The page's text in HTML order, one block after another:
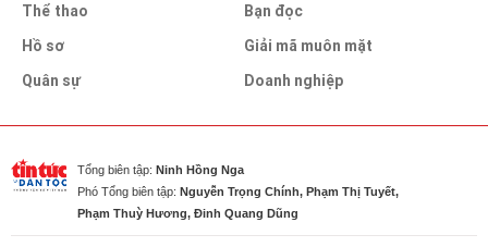
Thể thao
Hồ sơ
Quân sự
Bạn đọc
Giải mã muôn mặt
Doanh nghiệp
Tổng biên tập: Ninh Hồng Nga
Phó Tổng biên tập: Nguyễn Trọng Chính, Phạm Thị Tuyết,
Phạm Thuỳ Hương, Đinh Quang Dũng